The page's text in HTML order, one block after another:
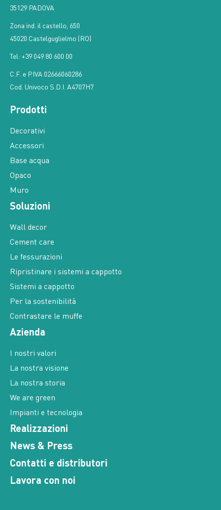
35129 PADOVA
Zona ind. il castello, 650
45020 Castelguglielmo (RO)
Tel: +39 049 80 600 00
C.F. e P.IVA 02666060286
Cod. Univoco S.D.I. A4707H7
Prodotti
Decorativi
Accessori
Base acqua
Opaco
Muro
Soluzioni
Wall decor
Cement care
Le fessurazioni
Ripristinare i sistemi a cappotto
Sistemi a cappotto
Per la sostenibilità
Contrastare le muffe
Azienda
I nostri valori
La nostra visione
La nostra storia
We are green
Impianti e tecnologia
Realizzazioni
News & Press
Contatti e distributori
Lavora con noi